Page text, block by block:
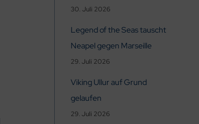
30. Juli 2026
Legend of the Seas tauscht
Neapel gegen Marseille
29. Juli 2026
Viking Ullur auf Grund
gelaufen
29. Juli 2026